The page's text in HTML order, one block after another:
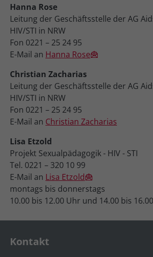
Hanna Rose
Leitung der Geschäftsstelle der AG
HIV/STI in NRW
Fon 0221 – 25 24 95
E-Mail an Hanna Rose
Christian Zacharias
Leitung der Geschäftsstelle der AG
HIV/STI in NRW
Fon 0221 – 25 24 95
E-Mail an Christian Zacharias
Lisa Etzold
Projekt Sexualpädagogik - HIV - STI
Tel. 0221 – 320 10 99
E-Mail an Lisa Etzold
montags bis donnerstags
10.00 bis 12.00 Uhr und 14.00 bis
Kontakt